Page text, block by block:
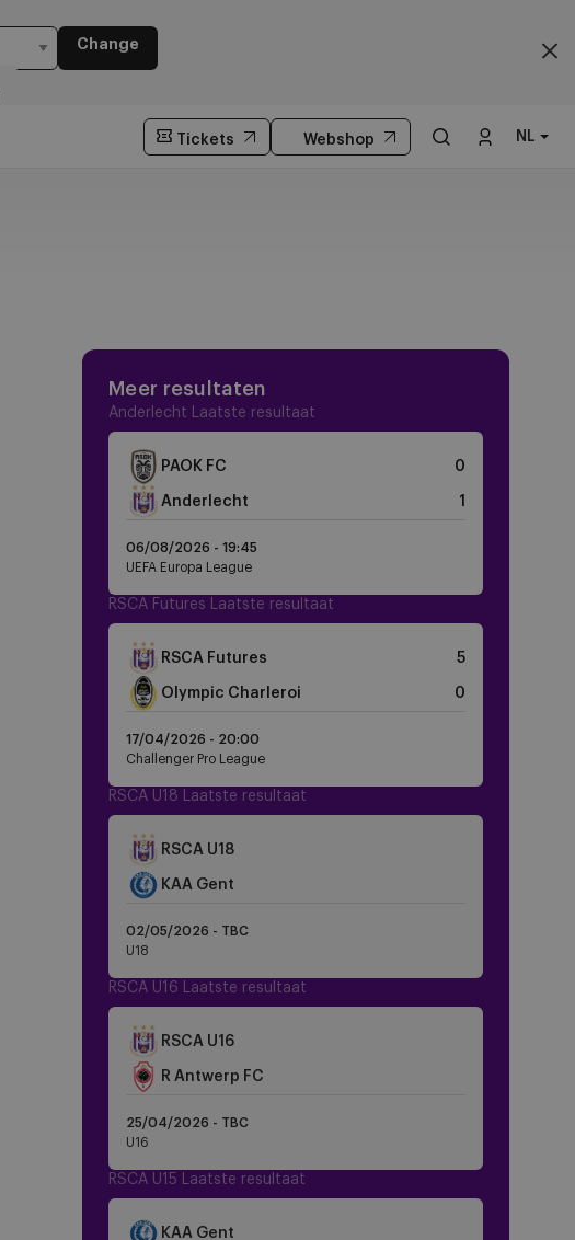
Change
Tickets Webshop NL
Meer resultaten
Anderlecht Laatste resultaat
Crest
Dark
PAOK FC 0
Anderlecht 1
06/08/2026 - 19:45
UEFA Europa League
RSCA Futures Laatste resultaat
RSCA Futures 5
Olympic Charleroi 0
17/04/2026 - 20:00
Challenger Pro League
RSCA U18 Laatste resultaat
Crest
Dark
RSCA U18
KAA Gent
02/05/2026 - TBC
U18
RSCA U16 Laatste resultaat
Crest
Dark
RSCA U16
R Antwerp FC
25/04/2026 - TBC
U16
RSCA U15 Laatste resultaat
KAA Gent